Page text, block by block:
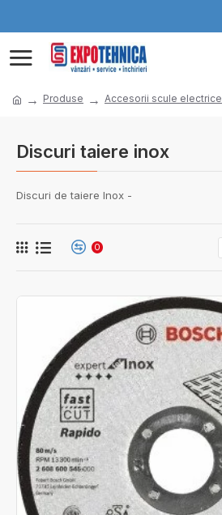
Produse Accesorii scule electrice
Discuri taiere inox
Discuri de taiere Inox -
0